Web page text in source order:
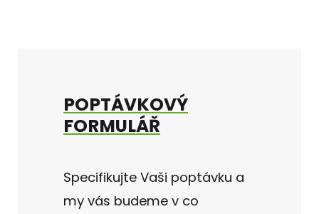
POPTÁVKOVÝ
FORMULÁŘ
Specifikujte Vaši poptávku a
my vás budeme v co